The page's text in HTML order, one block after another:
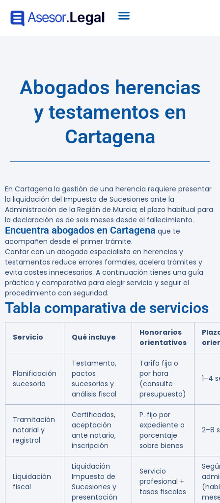
Abogados herencias
y testamentos en
Cartagena
En Cartagena la gestión de una herencia requiere presentar
la liquidación del Impuesto de Sucesiones ante la
Administración de la Región de Murcia; el plazo habitual para
la declaración es de seis meses desde el fallecimiento.
Encuentra abogados en Cartagena que te
acompañen desde el primer trámite.
Contar con un abogado especialista en herencias y
testamentos reduce errores formales, acelera trámites y
evita costes innecesarios. A continuación tienes una guía
práctica y comparativa para elegir servicio y seguir el
procedimiento con seguridad.
Tabla comparativa de servicios
Servicio Qué incluye
Honorarios
orientativos
Planificación
sucesoria
Testamento,
pactos
sucesorios y
análisis fiscal
Tarifa fija o
por hora
(consulte
presupuesto)
1–4
Tramitación
notarial y
registral
Certificados,
aceptación
ante notario,
inscripción
P. fijo por
expediente o
porcentaje
sobre bienes
2–8
Liquidación
fiscal
Liquidación
Impuesto de
Sucesiones y
presentación
Servicio
profesional +
tasas fiscales